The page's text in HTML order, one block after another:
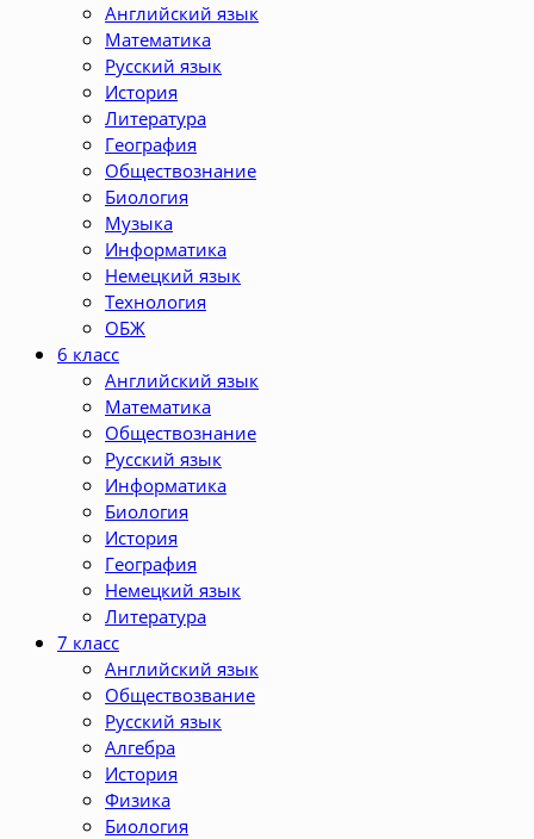
Английский язык
Математика
Русский язык
История
Литература
География
Обществознание
Биология
Музыка
Информатика
Немецкий язык
Технология
ОБЖ
6 класс
Английский язык
Математика
Обществознание
Русский язык
Информатика
Биология
История
География
Немецкий язык
Литература
7 класс
Английский язык
Обществозвание
Русский язык
Алгебра
История
Физика
Биология